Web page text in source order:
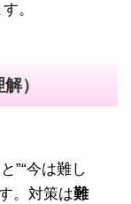
。
）
”“今は難し
。対策は難